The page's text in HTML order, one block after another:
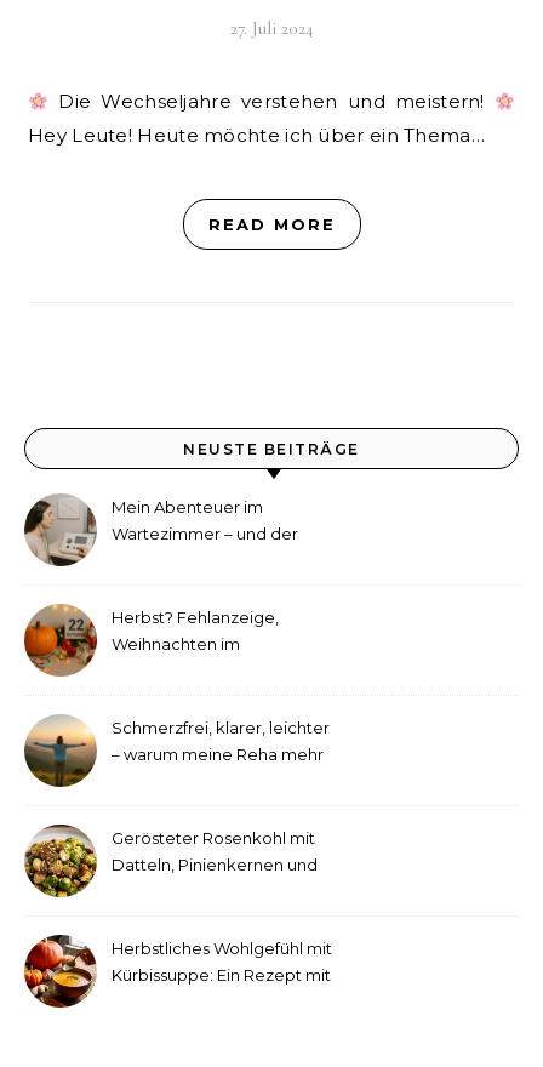
27. Juli 2024
Die Wechseljahre verstehen und meistern!
Hey Leute! Heute möchte ich über ein Thema…
READ MORE
NEUSTE BEITRÄGE
Mein Abenteuer im
Wartezimmer – und der
Herbst? Fehlanzeige,
Weihnachten im
Schmerzfrei, klarer, leichter
– warum meine Reha mehr
Gerösteter Rosenkohl mit
Datteln, Pinienkernen und
Herbstliches Wohlgefühl mit
Kürbissuppe: Ein Rezept mit